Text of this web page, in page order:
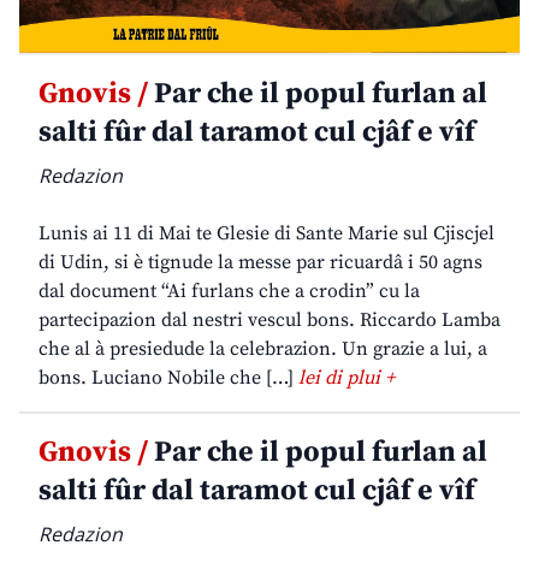
Gnovis /Par che il popul furlan al
salti fûr dal taramot cul cjâf e vîf
Redazion
Lunis ai 11 di Mai te Glesie di Sante Marie sul Cjiscjel
di Udin, si è tignude la messe par ricuardâ i 50 agns
dal document “Ai furlans che a crodin” cu la
partecipazion dal nestri vescul bons. Riccardo Lamba
che al à presiedude la celebrazion. Un grazie a lui, a
bons. Luciano Nobile che […] lei di plui +
Gnovis /Par che il popul furlan al
salti fûr dal taramot cul cjâf e vîf
Redazion